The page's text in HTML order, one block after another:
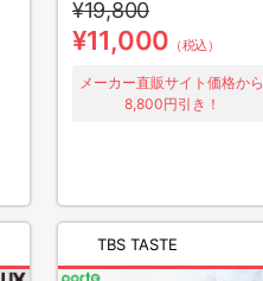
¥19,800
¥11,000 （税込）
メーカー直販サイト価格から
8,800円引き！
TBS TASTE